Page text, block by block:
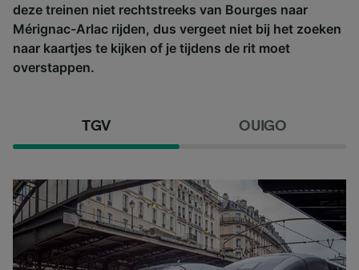
deze treinen niet rechtstreeks van Bourges naar
Mérignac-Arlac rijden, dus vergeet niet bij het zoeken
naar kaartjes te kijken of je tijdens de rit moet
overstappen.
TGV OUIGO